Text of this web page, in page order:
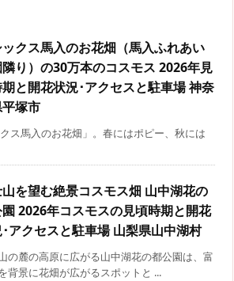
クス馬入のお花畑（馬入ふれあい
り）の30万本のコスモス 2026年見
と開花状況･アクセスと駐車場 神奈
平塚市
ス馬入のお花畑」。春にはポピー、秋には
を望む絶景コスモス畑 山中湖花の
2026年コスモスの見頃時期と開花
アクセスと駐車場 山梨県山中湖村
の麓の高原に広がる山中湖花の都公園は、富
背景に花畑が広がるスポットと ...